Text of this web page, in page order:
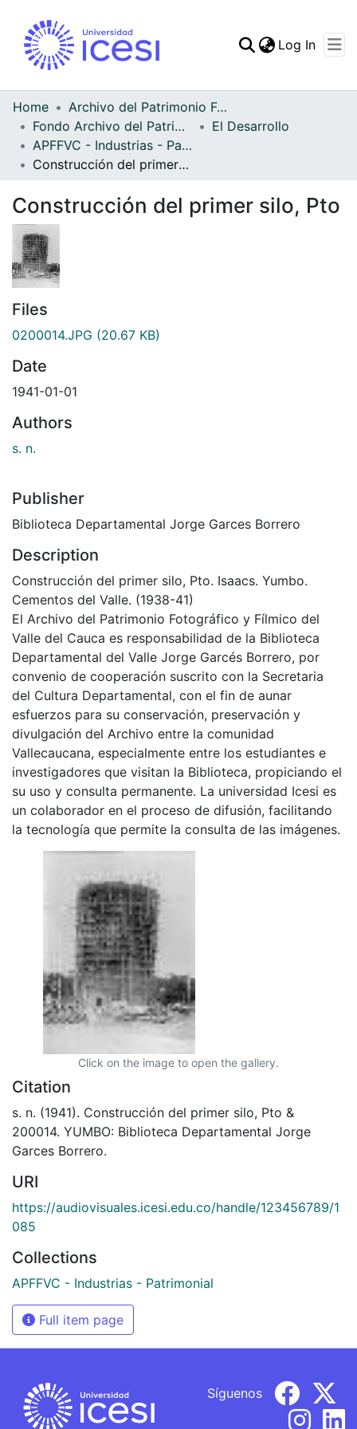
Statistics
Log In
Home
Archivo del Patrimonio Fotográfico y Fílmico del Valle del Cauca
Fondo Archivo del Patrimonio Fotográfico y Fílmico del Valle del Cauca
El Desarrollo
APFFVC - Industrias - Patrimonial
Construcción del primer silo, Pto
Construcción del primer silo, Pto
Files
0200014.JPG (20.67 KB)
Date
1941-01-01
Authors
s. n.
Publisher
Biblioteca Departamental Jorge Garces Borrero
Description
Construcción del primer silo, Pto. Isaacs. Yumbo.
Cementos del Valle. (1938-41)
El Archivo del Patrimonio Fotográfico y Fílmico del
Valle del Cauca es responsabilidad de la Biblioteca
Departamental del Valle Jorge Garcés Borrero, por
convenio de cooperación suscrito con la Secretaria
del Cultura Departamental, con el fin de aunar
esfuerzos para su conservación, preservación y
divulgación del Archivo entre la comunidad
Vallecaucana, especialmente entre los estudiantes e
investigadores que visitan la Biblioteca, propiciando el
su uso y consulta permanente. La universidad Icesi es
un colaborador en el proceso de difusión, facilitando
la tecnología que permite la consulta de las imágenes.
Click on the image to open the gallery.
Citation
s. n. (1941). Construcción del primer silo, Pto &
200014. YUMBO: Biblioteca Departamental Jorge
Garces Borrero.
URI
https://audiovisuales.icesi.edu.co/handle/123456789/1
085
Collections
APFFVC - Industrias - Patrimonial
Full item page
Síguenos